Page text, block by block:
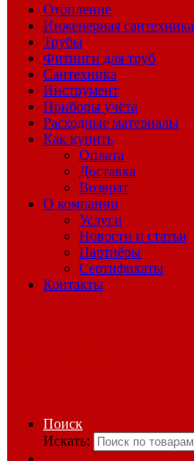
Отопление
Инженерная сантехника
Трубы
Фитинги для труб
Сантехника
Инструмент
Приборы учёта
Расходные материалы
Как купить
Оплата
Доставка
Возврат
О компании
Услуги
Новости и статьи
Партнёры
Сертификаты
Контакты
Поиск
Искать: